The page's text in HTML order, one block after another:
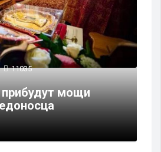
11035
прибудут мощи